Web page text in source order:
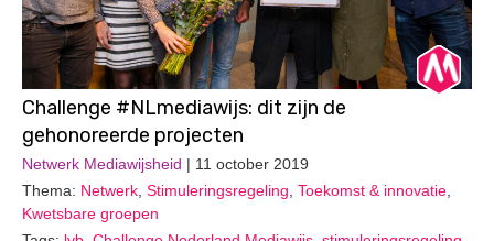
Challenge #NLmediawijs: dit zijn de
gehonoreerde projecten
Netwerk Mediawijsheid | 11 october 2019
Thema: Netwerk, Stimuleringsregeling, Toekomst & innovatie,
Kwetsbare groepen